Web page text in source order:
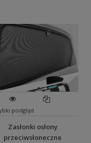
podgląd
Zasłonki osłony
przeciwsłoneczne